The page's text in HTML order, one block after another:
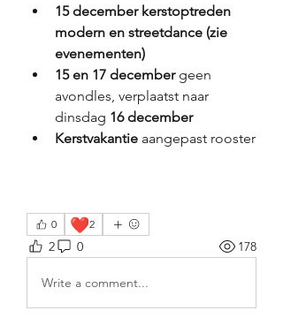
15 december kerstoptreden
modern en streetdance (zie
evenementen)
15 en 17 december geen
avondles, verplaatst naar
dinsdag 16 december
Kerstvakantie aangepast rooster
0 ❤️2
2 0 178
Write a comment...